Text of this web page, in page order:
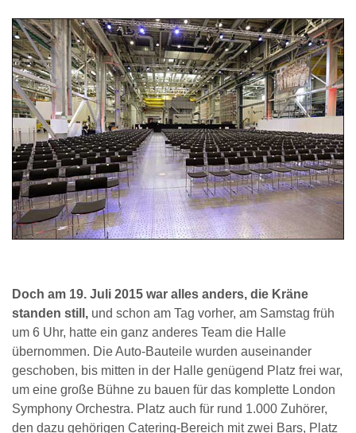
Doch am 19. Juli 2015 war alles anders, die Kräne
standen still, und schon am Tag vorher, am Samstag früh
um 6 Uhr, hatte ein ganz anderes Team die Halle
übernommen. Die Auto-Bauteile wurden auseinander
geschoben, bis mitten in der Halle genügend Platz frei war,
um eine große Bühne zu bauen für das komplette London
Symphony Orchestra. Platz auch für rund 1.000 Zuhörer,
den dazu gehörigen Catering-Bereich mit zwei Bars, Platz